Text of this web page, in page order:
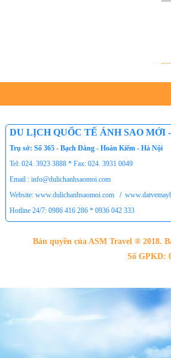
DU LỊCH QUỐC TẾ ÁNH SAO MỚI
Trụ sở: Số 365 - Bạch Đằng - Hoàn Kiếm - Hà Nội
Tel: 024. 3923 3888 * Fax: 024. 3931 0049
Email : info@dulichanhsaomoi.com
Website: www.dulichanhsaomoi.com
/
Hotline 24/7: 0986 416 286 * 0936 042 333
Bản quyền của ASM Travel ® 2018.
Số GPKD: